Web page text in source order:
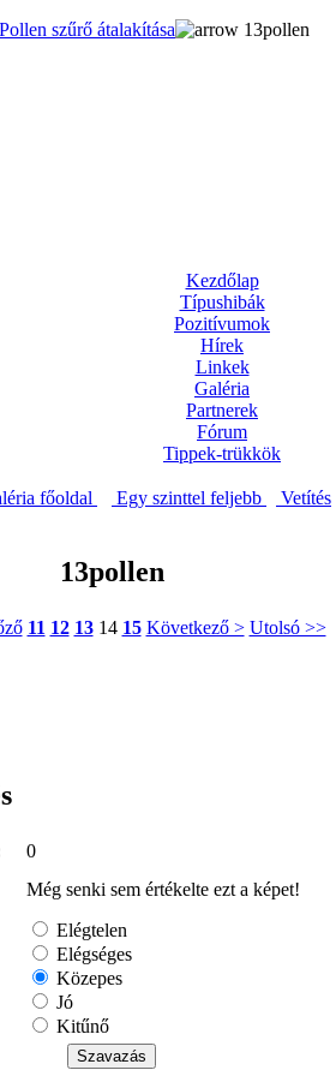
Pollen szűrő átalakítása 13pollen
Kezdőlap
Típushibák
Pozitívumok
Hírek
Linkek
Galéria
Partnerek
Fórum
Tippek-trükkök
főoldal Egy szinttel feljebb Vetítés
13pollen
11 12 13 14 15 Következő > Utolsó >>
0
Még senki sem értékelte ezt a képet!
Elégtelen
Elégséges
Közepes
Jó
Kitűnő